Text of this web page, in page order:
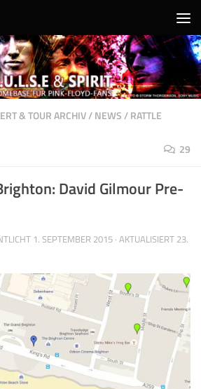
& TOUR ARCHIV/NEWS/RATTLE
29
David Gilmour Pre-
1. SEPTEMBER 2015 · AKTUALISIERT 23.